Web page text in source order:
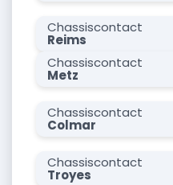
Chassiscontact
Reims
Chassiscontact
Metz
Chassiscontact
Colmar
Chassiscontact
Troyes